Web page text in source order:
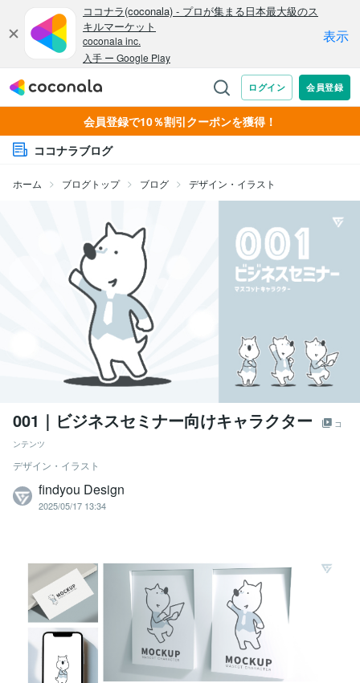
会員登録で10％割引クーポンを獲得！
ココナラブログ
ホーム ブログトップ ブログ デザイン・イラスト
001｜ビジネスセミナー向けキャラクター
コ
ンテンツ
デザイン・イラスト
findyou Design
2025/05/17 13:34